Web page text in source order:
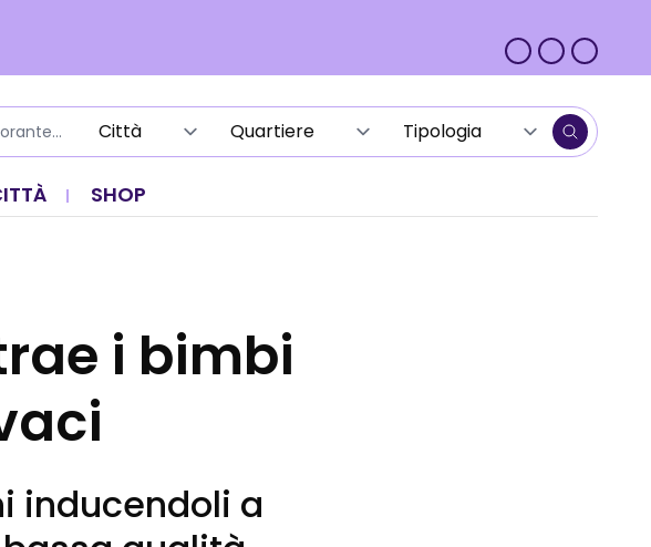
SHOP
i bimbi
inducendoli a